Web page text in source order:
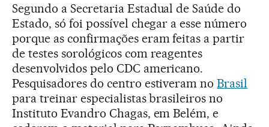
Segundo a Secretaria Estadual de Saúde do
Estado, só foi possível chegar a esse número
porque as confirmações eram feitas a partir
de testes sorológicos com reagentes
desenvolvidos pelo CDC americano.
Pesquisadores do centro estiveram noBrasil
para treinar especialistas brasileiros no
Instituto Evandro Chagas, em Belém, e